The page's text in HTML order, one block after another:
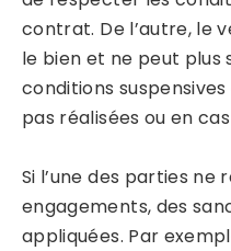
contrat. De l’autre, le
le bien et ne peut plus
conditions
pas réalisées ou en
Si l’une des parties ne
engagements, des
appliquées. Par